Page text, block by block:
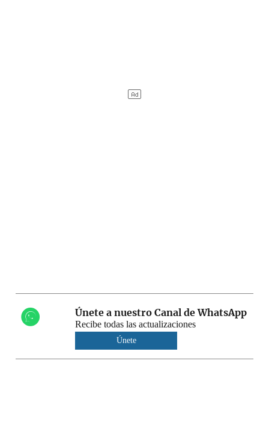
Únete a nuestro Canal de WhatsApp
Recibe todas las actualizaciones
Únete